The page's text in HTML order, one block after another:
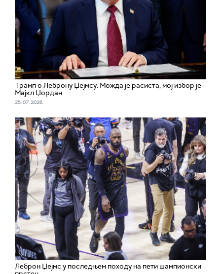
Трамп о Леброну Џејмсу: Можда је расиста, мој избор је
Мајкл Џордан
25. 07. 2026.
Леброн Џејмс у последњем походу на пети шампионски